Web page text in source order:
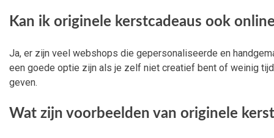
Kan ik originele kerstcadeaus ook
Ja, er zijn veel webshops die gepersonaliseerde en
een goede optie zijn als je zelf niet creatief bent of weinig
geven.
Wat zijn voorbeelden van originele